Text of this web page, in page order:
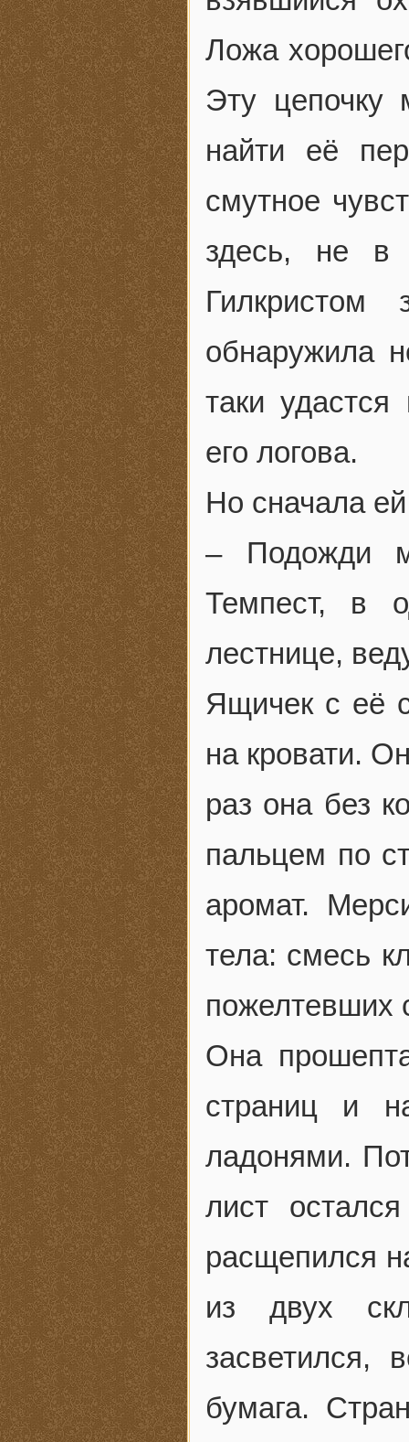
Ложа
Эту цепочку
найти её
смутное
здесь, не в
обнаружила
таки
его логова.
Но сначала
– Подожди
Темпест, в
лестнице,
Ящичек с её
на кровати.
раз она без
пальцем по
аромат.
тела: смесь
пожелтевших
Она
страниц и
ладонями.
лист
расщепился
из двух
засветился,
бумага.